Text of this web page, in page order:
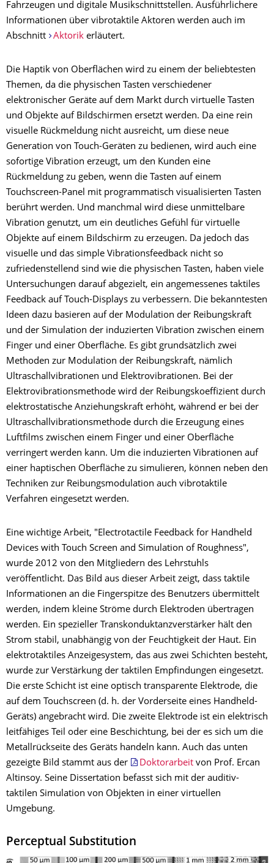
Fahrzeugen und digitale Musikschnittstellen. Ausführlichere
Informationen über vibrotaktile Aktoren werden auch im
Abschnitt
Aktorikerläutert.
Die Haptik von Oberflächen wird zu einem der beliebtesten
Themen, da die physischen Tasten verschiedener
elektronischer Geräte auf dem Markt durch virtuelle Tasten
und Objekte auf Bildschirmen ersetzt werden. Da eine rein
visuelle Rückmeldung nicht ausreicht, um diese neue
Generation von Touch-Geräten zu bedienen, wird auch eine
sofortige Vibration erzeugt, um den Kunden eine
Rückmeldung zu geben, wenn die Tasten auf einem
Touchscreen-Panel mit programmatisch visualisierten Tasten
berührt werden. Und manchmal wird diese unmittelbare
Vibration genutzt, um ein deutliches Gefühl für virtuelle
Objekte auf einem Bildschirm zu erzeugen. Da jedoch das
visuelle und das simple Vibrationsfeedback nicht so
zufriedenstellend sind wie die physischen Tasten, haben viele
Untersuchungen darauf abgezielt, ein angemessenes taktiles
Feedback auf Touch-Displays zu verbessern. Die bekanntesten
Ideen dazu basieren auf der Modulation der Reibungskraft
und der Simulation der induzierten Vibration zwischen einem
Finger und einer Oberfläche. Es gibt grundsätzlich zwei
Methoden zur Modulation der Reibungskraft, nämlich
Ultraschallvibrationen und Elektrovibrationen. Bei der
Elektrovibrationsmethode wird der Reibungskoeffizient durch
elektrostatische Anziehungskraft erhöht, während er bei der
Ultraschallvibrationsmethode durch die Erzeugung eines
Luftfilms zwischen einem Finger und einer Oberfläche
verringert werden kann. Um die induzierten Vibrationen auf
einer haptischen Oberfläche zu simulieren, können neben den
Techniken zur Reibungsmodulation auch vibrotaktile
Verfahren eingesetzt werden.
Eine wichtige Arbeit, "Electrotactile Feedback for Handheld
Devices with Touch Screen and Simulation of Roughness",
wurde 2012 von den Mitgliedern des Lehrstuhls
veröffentlicht. Das Bild aus dieser Arbeit zeigt, dass taktile
Informationen an die Fingerspitze des Benutzers übermittelt
werden, indem kleine Ströme durch Elektroden übertragen
werden. Ein spezieller Transkonduktanzverstärker hält den
Strom stabil, unabhängig von der Feuchtigkeit der Haut. Ein
elektrotaktiles Anzeigesystem, das aus zwei Schichten besteht,
wurde zur Verstärkung der taktilen Empfindungen eingesetzt.
Die erste Schicht ist eine optisch transparente Elektrode, die
auf dem Touchscreen (d. h. der Vorderseite eines Handheld-
Geräts) angebracht wird. Die zweite Elektrode ist ein elektrisch
leitfähiges Teil oder eine Beschichtung, bei der es sich um die
Metallrückseite des Geräts handeln kann. Auch das unten
gezeigte Bild stammt aus der
Doktorarbeit von Prof. Ercan
Altinsoy. Seine Dissertation befasst sich mit der auditiv-
taktilen Simulation von Objekten in einer virtuellen
Umgebung.
Perceptual Substitution